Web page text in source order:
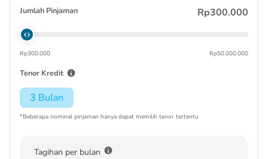
Jumlah Pinjaman Rp300.000
Rp300.000 Rp50.000.000
Tenor Kredit
3 Bulan
*Beberapa nominal pinjaman hanya dapat memilih tenor tertentu
Tagihan per bulan